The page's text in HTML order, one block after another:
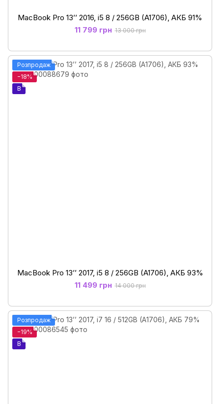
MacBook Pro 13’’ 2016, i5 8 / 256GB (A1706), АКБ 91%
11 799 грн 13 000 грн
Розпродаж
−18%
B
MacBook Pro 13’’ 2017, i5 8 / 256GB (A1706), АКБ 93%
11 499 грн 14 000 грн
Розпродаж
−19%
B